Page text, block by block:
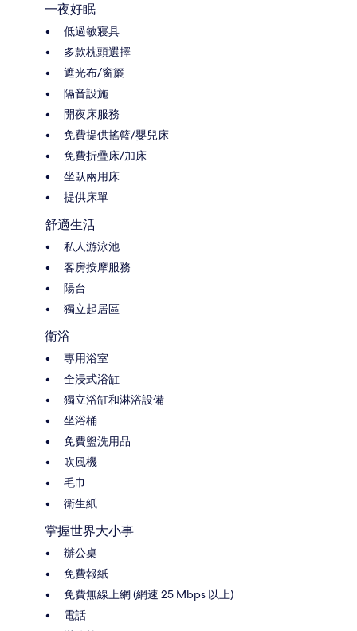
一夜好眠
低過敏寢具
多款枕頭選擇
遮光布/窗簾
隔音設施
開夜床服務
免費提供搖籃/嬰兒床
免費折疊床/加床
坐臥兩用床
提供床單
舒適生活
私人游泳池
客房按摩服務
陽台
獨立起居區
衛浴
專用浴室
全浸式浴缸
獨立浴缸和淋浴設備
坐浴桶
免費盥洗用品
吹風機
毛巾
衛生紙
掌握世界大小事
辦公桌
免費報紙
免費無線上網 (網速 25 Mbps 以上)
電話